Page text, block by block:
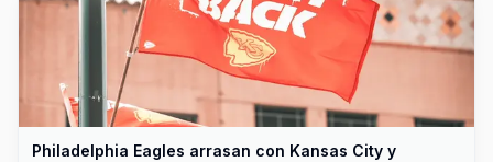
Philadelphia Eagles arrasan con Kansas City y